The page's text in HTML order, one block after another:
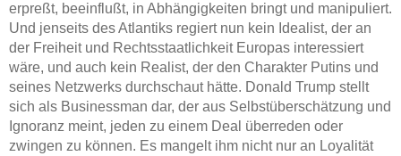
erpreßt, beeinflußt, in Abhängigkeiten bringt und manipuliert.
Und jenseits des Atlantiks regiert nun kein Idealist, der an
der Freiheit und Rechtsstaatlichkeit Europas interessiert
wäre, und auch kein Realist, der den Charakter Putins und
seines Netzwerks durchschaut hätte. Donald Trump stellt
sich als Businessman dar, der aus Selbstüberschätzung und
Ignoranz meint, jeden zu einem Deal überreden oder
zwingen zu können. Es mangelt ihm nicht nur an Loyalität